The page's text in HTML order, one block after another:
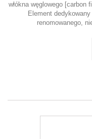
włókna węglowego
Element
renomowanego,